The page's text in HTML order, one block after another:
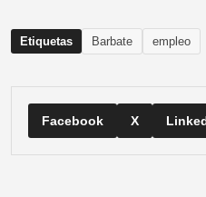
Etiquetas Barbate empleo
Facebook X